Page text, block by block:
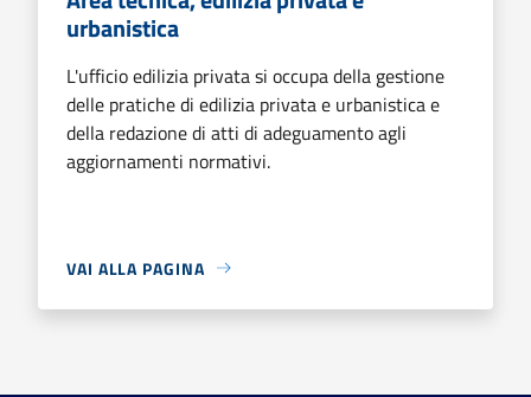
urbanistica
L'ufficio edilizia privata si occupa della gestione
delle pratiche di edilizia privata e urbanistica e
della redazione di atti di adeguamento agli
aggiornamenti normativi.
VAI ALLA PAGINA